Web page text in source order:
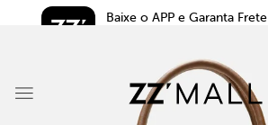
Baixe o APP e Garanta Frete